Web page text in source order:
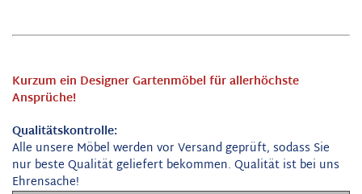
Kurzum ein Designer Gartenmöbel für allerhöchste
Ansprüche!
Qualitätskontrolle:
Alle unsere Möbel werden vor Versand geprüft, sodass Sie
nur beste Qualität geliefert bekommen. Qualität ist bei uns
Ehrensache!